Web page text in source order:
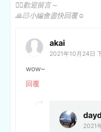
✍🏻歡迎留言～
🙏🏻小編會盡快回覆☺️
akai
2021年10月24日
wow~
回覆
2021